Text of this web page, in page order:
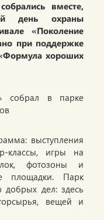
вместе,
день охраны
«Поколение
при поддержке
хороших
выступления
классы, игры на
фотозоны и
площадки. Парк
добрых дел: здесь
вещей и